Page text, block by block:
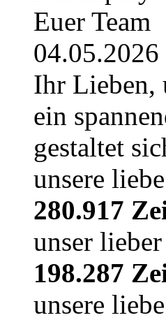
Euer Team
04.05.2026
Ihr Lieben,
ein
gestaltet
unsere
280.917
unser
198.287
unsere